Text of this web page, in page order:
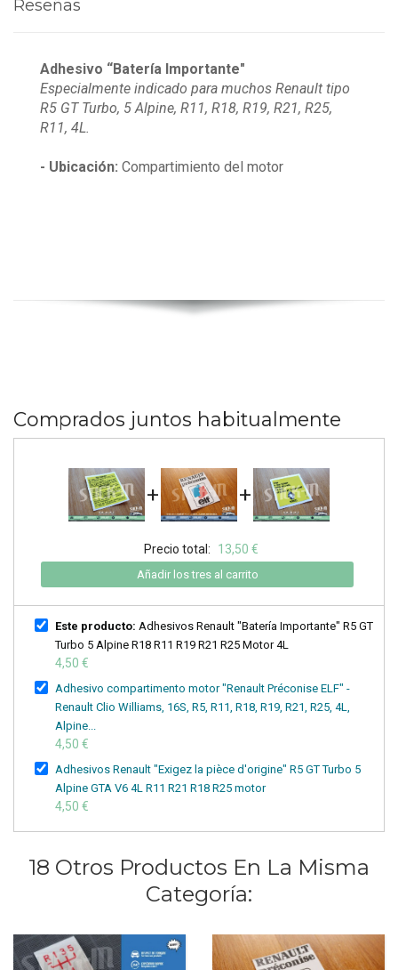
Reseñas
Adhesivo “Batería Importante"
Especialmente indicado para muchos Renault tipo
R5 GT Turbo, 5 Alpine, R11, R18, R19, R21, R25,
R11, 4L.
- Ubicación: Compartimiento del motor
Comprados juntos habitualmente
+ +
Precio total: 13,50 €
Añadir los tres al carrito
Este producto: Adhesivos Renault "Batería Importante" R5 GT
Turbo 5 Alpine R18 R11 R19 R21 R25 Motor 4L
4,50 €
Adhesivo compartimento motor "Renault Préconise ELF" -
Renault Clio Williams, 16S, R5, R11, R18, R19, R21, R25, 4L,
Alpine...
4,50 €
Adhesivos Renault "Exigez la pièce d'origine" R5 GT Turbo 5
Alpine GTA V6 4L R11 R21 R18 R25 motor
4,50 €
18 Otros Productos En La Misma
Categoría: